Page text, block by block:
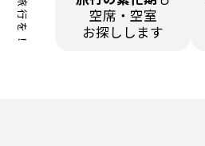
空席・空室
お探しします